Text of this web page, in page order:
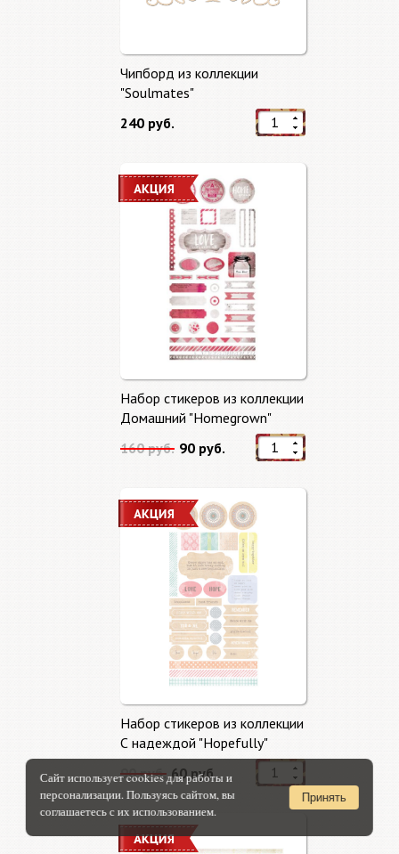
Чипборд из коллекции
"Soulmates"
240 руб.
Набор стикеров из коллекции
Домашний "Homegrown"
160 руб. 90 руб.
Набор стикеров из коллекции
С надеждой "Hopefully"
90 руб. 60 руб.
Сайт использует cookies для работы и
персонализации. Пользуясь сайтом, вы
соглашаетесь с их использованием.
Принять